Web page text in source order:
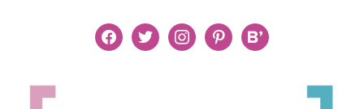
facebooktwitter instagrampinterestbloglovin